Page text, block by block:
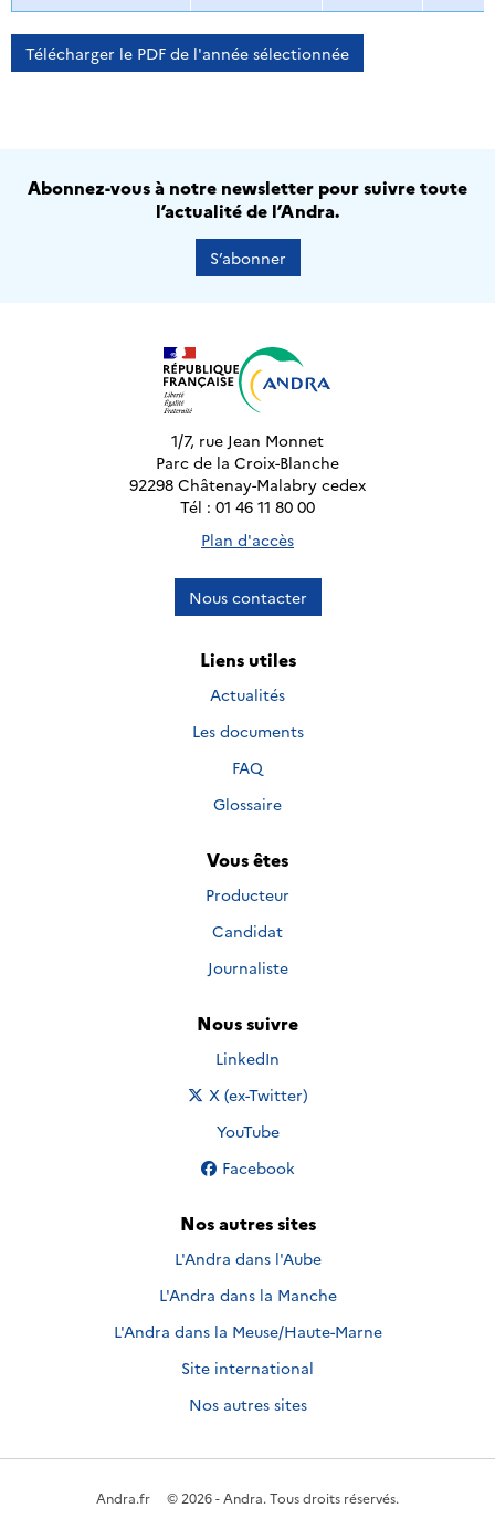
Télécharger le PDF de l'année sélectionnée
Abonnez-vous à notre newsletter pour suivre toute
l’actualité de l’Andra.
S’abonner
1/7, rue Jean Monnet
Parc de la Croix-Blanche
92298 Châtenay-Malabry cedex
Tél : 01 46 11 80 00
Plan d'accès
Nous contacter
Liens utiles
Actualités
Les documents
FAQ
Glossaire
Vous êtes
Producteur
Candidat
Journaliste
Nous suivre
Nous suivre sur
LinkedIn
Nous suivre sur
X (ex-Twitter)
Nous suivre sur
YouTube
Nous suivre sur
Facebook
Nos autres sites
L'Andra dans l'Aube
L'Andra dans la Manche
L'Andra dans la Meuse/Haute-Marne
Site international
Nos autres sites
Andra.fr © 2026 - Andra. Tous droits réservés.